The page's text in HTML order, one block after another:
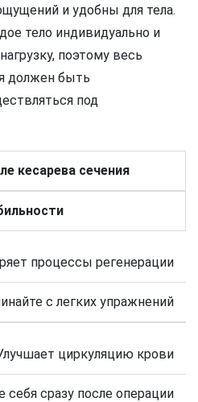
и удобны для тела.
тело индивидуально и
поэтому весь
должен быть
под
кесарева сечения
процессы регенерации
с легких упражнений
циркуляцию крови
себя сразу после операции